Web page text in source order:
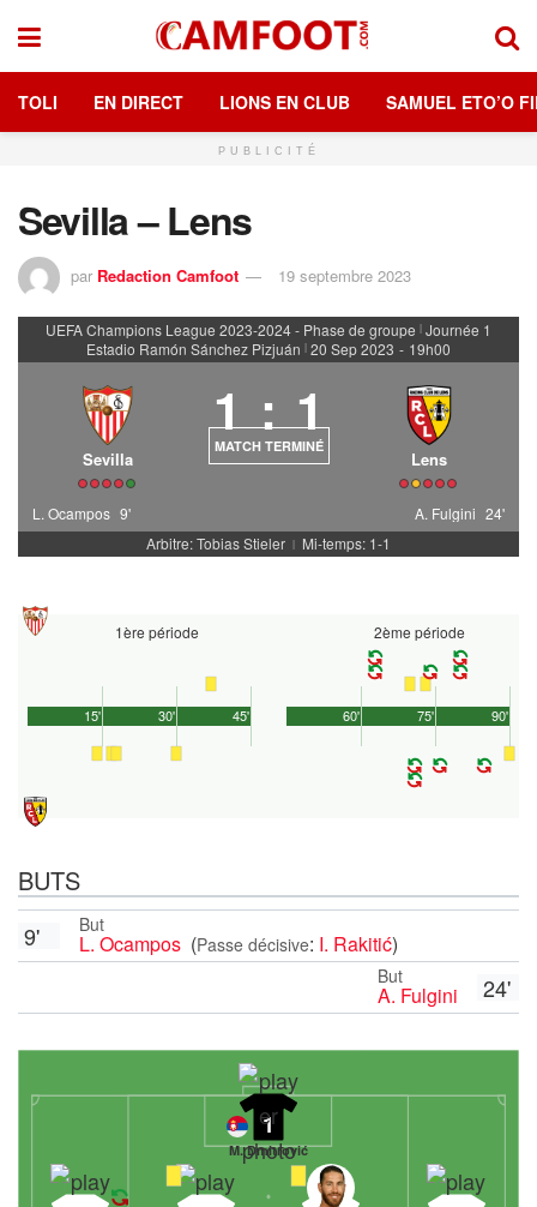
TOLI EN DIRECT LIONS EN CLUB SAMUEL ETO’O
PUBLICITÉ
Sevilla – Lens
par Redaction Camfoot 19 septembre 2023
UEFA Champions League 2023-2024 - Phase de groupe | Journée 1
Estadio Ramón Sánchez Pizjuán | 20 Sep 2023 - 19h00
Sevilla
1 : 1
MATCH TERMINÉ
Lens
L. Ocampos 9' A. Fulgini 24'
Arbitre: Tobias Stieler | Mi-temps: 1-1
1ère période
45'
15' 30'
2ème période
90'
60' 75'
BUTS
But
L. Ocampos (Passe décisive: I. Rakitić)
9'
24'
But
A. Fulgini
1
M. Dmitrović